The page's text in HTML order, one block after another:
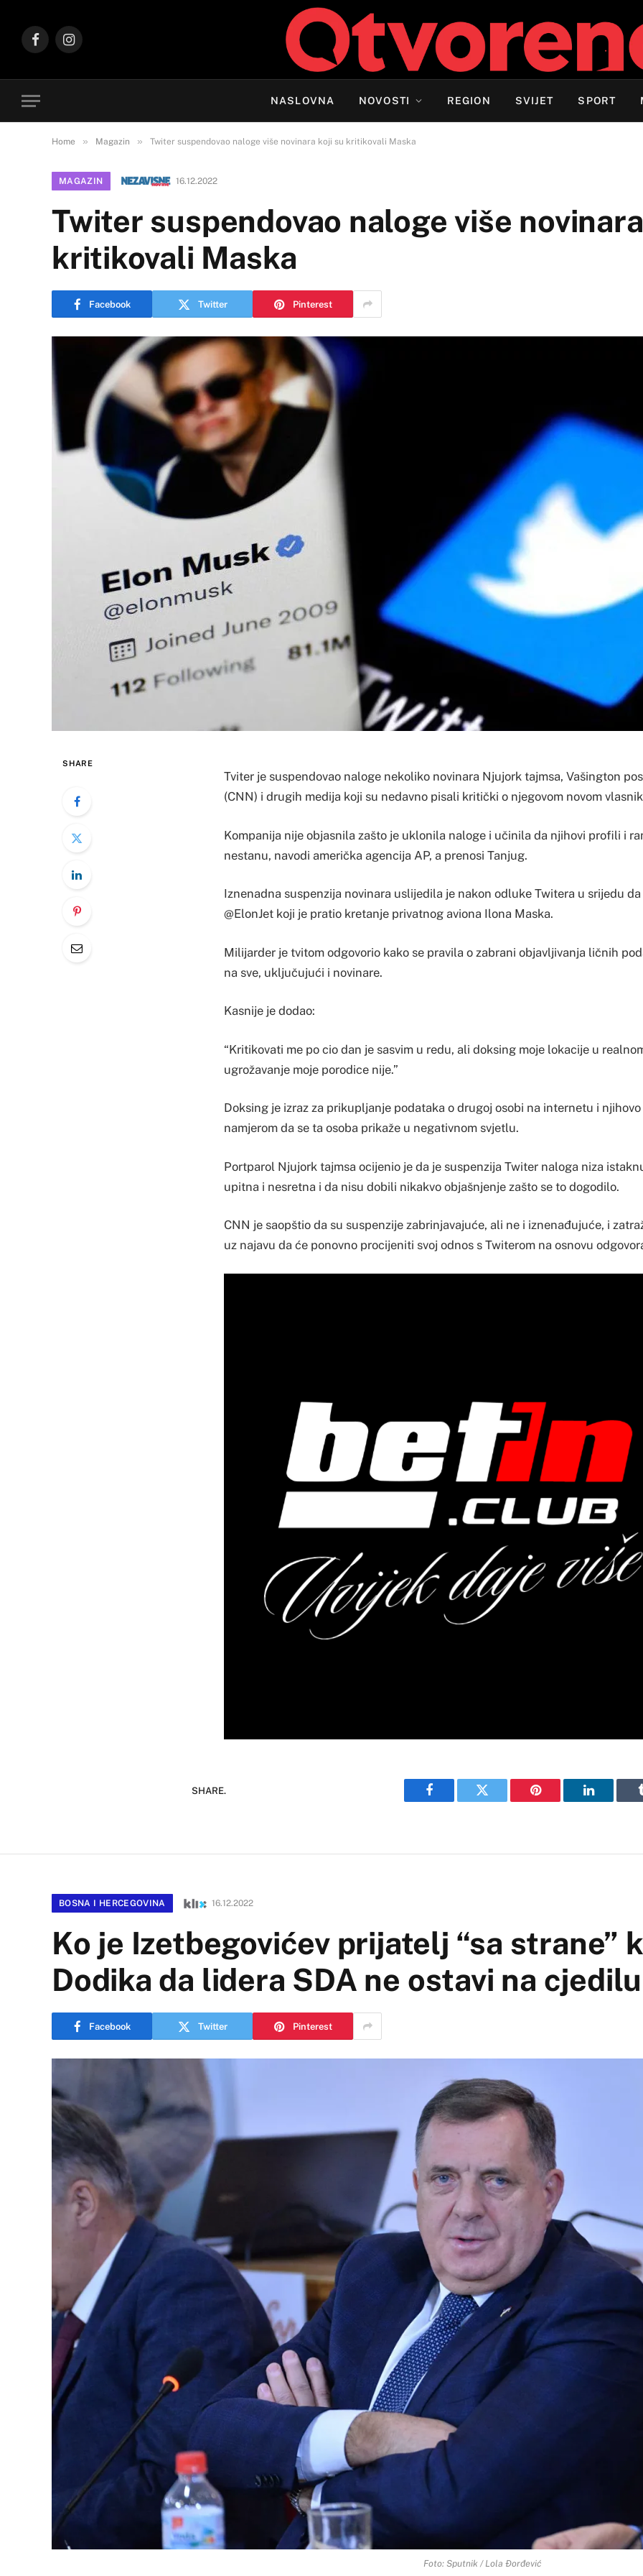
FacebookInstagram
NASLOVNA NOVOSTI REGION SVIJET SPORT
Home » Magazin » Twiter suspendovao naloge više novinara koji su kritikovali Maska
MAGAZIN 16.12.2022
Twiter suspendovao naloge više
kritikovali Maska
Facebook Twitter Pinterest
SHARE
Tviter je suspendovao naloge nekoliko novinara Njujork tajmsa, Vašington
(CNN) i drugih medija koji su nedavno pisali kritički o njegovom novom
Kompanija nije objasnila zašto je uklonila naloge i učinila da njihovi profili i
nestanu, navodi američka agencija AP, a prenosi Tanjug.
Iznenadna suspenzija novinara uslijedila je nakon odluke Twitera u srijedu
@ElonJet koji je pratio kretanje privatnog aviona Ilona Maska.
Milijarder je tvitom odgovorio kako se pravila o zabrani objavljivanja ličnih
na sve, uključujući i novinare.
Kasnije je dodao:
“Kritikovati me po cio dan je sasvim u redu, ali doksing moje lokacije u
ugrožavanje moje porodice nije.”
Doksing je izraz za prikupljanje podataka o drugoj osobi na internetu i
namjerom da se ta osoba prikaže u negativnom svjetlu.
Portparol Njujork tajmsa ocijenio je da je suspenzija Twiter naloga niza
upitna i nesretna i da nisu dobili nikakvo objašnjenje zašto se to dogodilo.
CNN je saopštio da su suspenzije zabrinjavajuće, ali ne i iznenađujuće, i
uz najavu da će ponovno procijeniti svoj odnos s Twiterom na osnovu
SHARE.
Facebook Twitter Pinterest LinkedIn
BOSNA I HERCEGOVINA 16.12.2022
Ko je Izetbegovićev prijatelj “sa strane”
Dodika da lidera SDA ne ostavi na cjedilu
Facebook Twitter Pinterest
Foto: Sputnik / Lola Đorđević